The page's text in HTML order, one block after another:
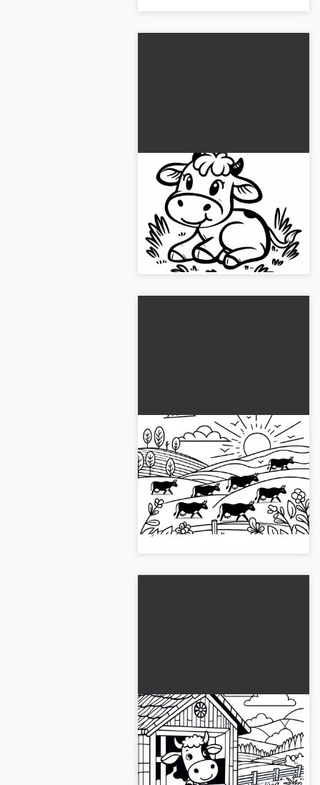
Vaca relajada en la
hierba: Plantilla de dibujo
sencilla (Gratis)
¡Dibuja la vaca relajada en la
hierba y descarga la imagen de
forma gratuita!...
Las vacas caminan sobre
las colinas al atardecer:
Dibujo para colorear
sencillo (Gratis)
Disfruta pintando una manada
de vacas al atardecer. ¡Descarga
la imagen gratuita en formato
JPG!...
Vaca mirando por la
ventana de un granero:
Imagen para colorear
sencilla (Gratis)
Consigue una imagen para
colorear gratuita de una vaca en